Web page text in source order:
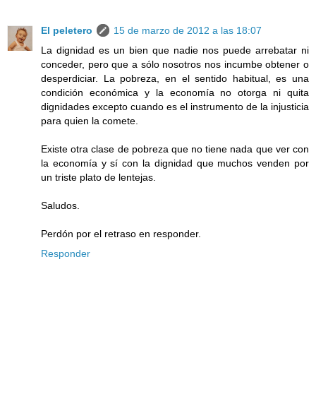
El peletero
15 de marzo de 2012 a las 18:07
La dignidad es un bien que nadie nos puede arrebatar ni
conceder, pero que a sólo nosotros nos incumbe obtener o
desperdiciar. La pobreza, en el sentido habitual, es una
condición económica y la economía no otorga ni quita
dignidades excepto cuando es el instrumento de la injusticia
para quien la comete.
Existe otra clase de pobreza que no tiene nada que ver con
la economía y sí con la dignidad que muchos venden por
un triste plato de lentejas.
Saludos.
Perdón por el retraso en responder.
Responder